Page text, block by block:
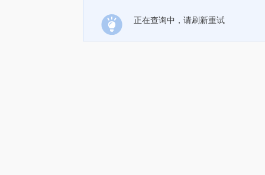
正在查询中，请刷新重试